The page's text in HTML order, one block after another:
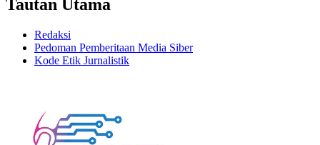
Tautan Utama
Redaksi
Pedoman Pemberitaan Media Siber
Kode Etik Jurnalistik